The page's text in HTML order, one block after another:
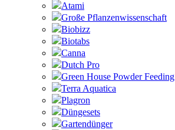
Atami
Große Pflanzenwissenschaft
Biobizz
Biotabs
Canna
Dutch Pro
Green House Powder Feeding
Terra Aquatica
Plagron
Düngesets
Gartendünger